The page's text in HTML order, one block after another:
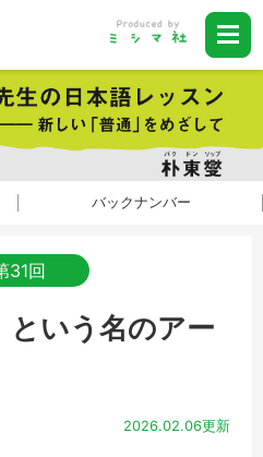
バックナンバー
31回
という名のアー
2026.02.06更新